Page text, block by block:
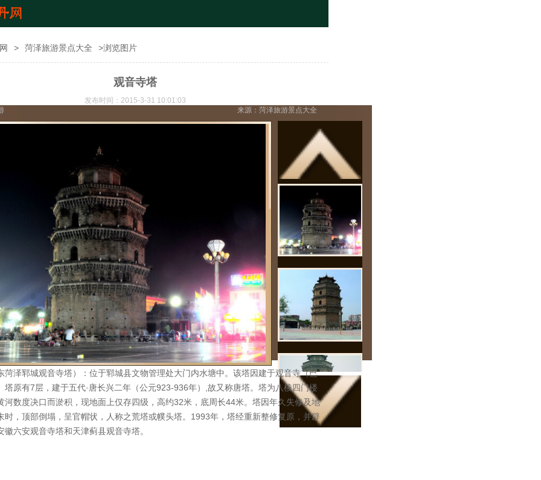
> 菏泽旅游景点大全 >浏览图片
观音寺塔
发布时间：2015-3-31 10:01:03
来源：菏泽旅游景点大全
菏泽郓城观音寺塔）：位于郓城县文物管理处大门内水塘中。该塔因建于观音寺（已
塔原有7层，建于五代·唐长兴二年（公元923-936年）,故又称唐塔。塔为八棱四门楼
河数度决口而淤积，现地面上仅存四级，高约32米，底周长44米。塔因年久失修及地
时，顶部倒塌，呈官帽状，人称之荒塔或幞头塔。1993年，塔经重新整修复原，并辟
徽六安观音寺塔和天津蓟县观音寺塔。